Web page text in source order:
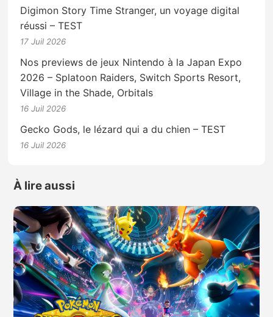
Digimon Story Time Stranger, un voyage digital
réussi – TEST
17 Juil 2026
Nos previews de jeux Nintendo à la Japan Expo
2026 – Splatoon Raiders, Switch Sports Resort,
Village in the Shade, Orbitals
16 Juil 2026
Gecko Gods, le lézard qui a du chien – TEST
16 Juil 2026
À lire aussi